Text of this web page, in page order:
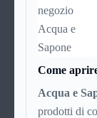
soprattutto
non hai una
Come
Acqua e
prodotti di